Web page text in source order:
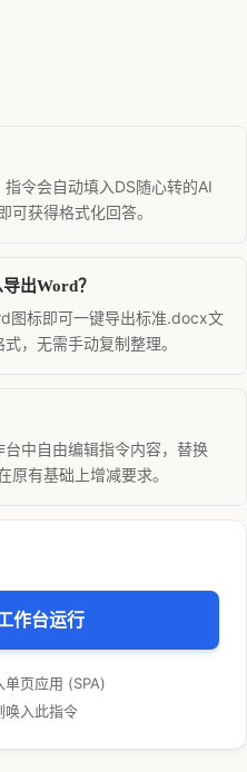
令会自动填入DS随心转的AI
可获得格式化回答。
出Word？
图标即可一键导出标准.docx文
，无需手动复制整理。
中自由编辑指令内容，替换
有基础上增减要求。
作台运行
页应用 (SPA)
唤入此指令